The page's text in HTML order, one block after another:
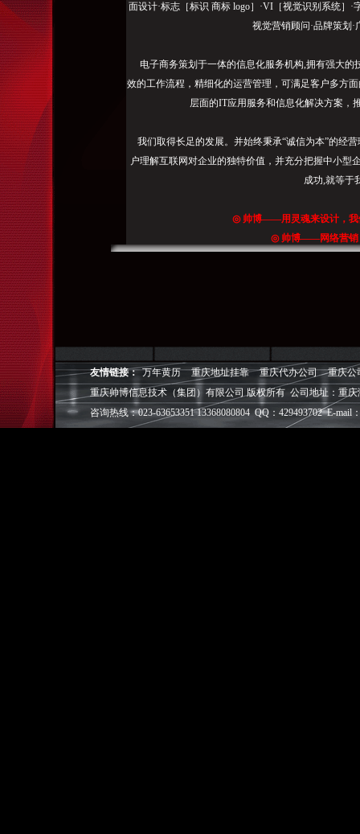
面设计·标志［标识 商标 logo］·VI［视觉识别系统］·
视觉营销顾问·品牌策划
电子商务策划于一体的信息化服务机构,拥有强大的
效的工作流程，精细化的运营管理，可满足客户多方
层面的IT应用服务和信息化解决方案，
我们取得长足的发展。并始终秉承“诚信为本”的经
户理解互联网对企业的独特价值，并充分把握中小型
成功,就等于
◎ 帅博——用灵魂来设计，我
◎ 帅博——网络营销
友情链接： 万年黄历 重庆地址挂靠 重庆代办公司
重庆公
重庆帅博信息技术（集团）有限公司 版权所有 公司地址：重
咨询热线：023-63653351 13368080804 QQ：429493702 E-mail